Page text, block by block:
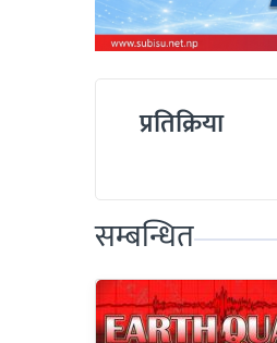
प्रतिक्रिया
सम्बन्धित